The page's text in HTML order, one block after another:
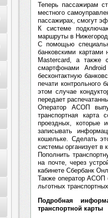
Теперь пассажирам
местного
пассажирах, смогут
К системе
маршруты в
С помощью
банковскими
Mastercard, а также
смартфонами
бесконтактную
печати контрольного
этом случае
передает
Оператор АСОП
транспортная
проездных, которые
записывать
кошельке. Сделать
системы организует в
Пополнить
на почте, через
кабинете Сбербанк
Также оператор АСОП
льготных транспортных
Подробная
транспортной карты